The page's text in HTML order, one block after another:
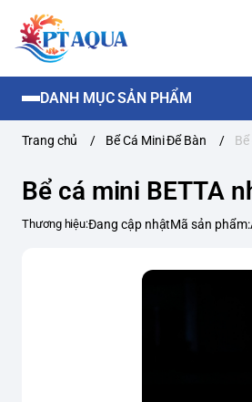
DANH MỤC SẢN PHẨM
Trang chủ / Bể Cá Mini Để Bàn /
Bể cá mini BETTA
Thương hiệu:Đang cập nhậtMã sản phẩm: